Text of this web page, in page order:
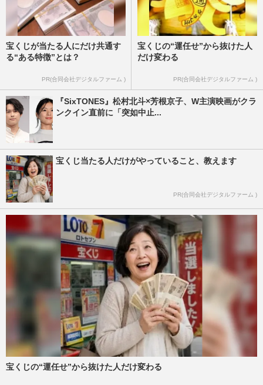
宝くじが当たる人にだけ共通す
る“ある特徴”とは？
PR(合同会社デジタルファーム )
宝くじの“運任せ”から抜けた人
だけ変わる
PR(合同会社デジタルファーム )
『SixTONES』松村北斗×芳根京子、W主演映画がクラ
ンクイン直前に「突如中止...
宝くじ当たる人だけがやっていること、教えます
PR(合同会社デジタルファーム )
宝くじの“運任せ”から抜けた人だけ変わる